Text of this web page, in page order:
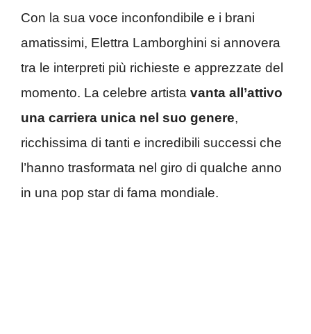
Con la sua voce inconfondibile e i brani
amatissimi, Elettra Lamborghini si annovera
tra le interpreti più richieste e apprezzate del
momento. La celebre artista vanta all’attivo
una carriera unica nel suo genere,
ricchissima di tanti e incredibili successi che
l’hanno trasformata nel giro di qualche anno
in una pop star di fama mondiale.